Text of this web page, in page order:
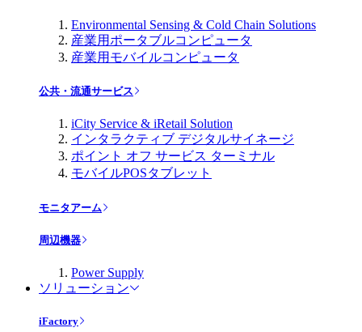
Environmental Sensing & Cold Chain Solutions
産業用ポータブルコンピュータ
産業用モバイルコンピュータ
公共・流通サービス
iCity Service & iRetail Solution
インタラクティブ デジタルサイネージ
ポイント オフ サービス ターミナル
モバイルPOSタブレット
モニタアーム
周辺機器
Power Supply
ソリューション
iFactory